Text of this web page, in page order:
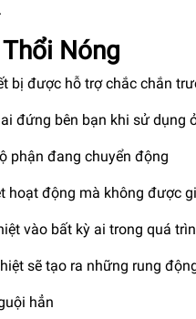
Nóng
bị được hỗ trợ chắc chắn
đứng bên bạn khi sử dụng
phận đang chuyển động
hoạt động mà không được
vào bất kỳ ai trong quá
sẽ tạo ra những rung
hẳn